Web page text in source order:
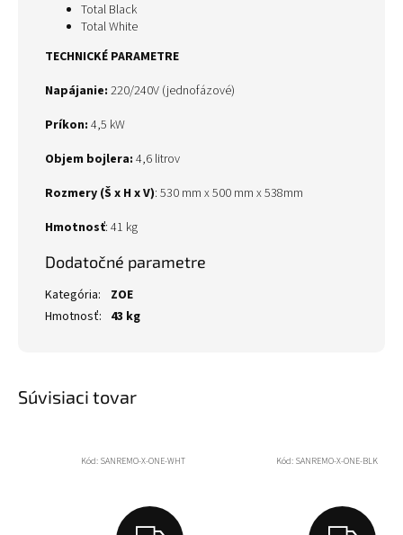
Total Black
Total White
TECHNICKÉ PARAMETRE
Napájanie: 220/240V (jednofázové)
Príkon: 4,5 kW
Objem bojlera: 4,6 litrov
Rozmery (Š x H x V): 530 mm x 500 mm x 538mm
Hmotnosť: 41 kg
Dodatočné parametre
Kategória:
ZOE
Hmotnosť: 43 kg
Súvisiaci tovar
Kód: SANREMO-X-ONE-WHT Kód: SANREMO-X-ONE-BLK